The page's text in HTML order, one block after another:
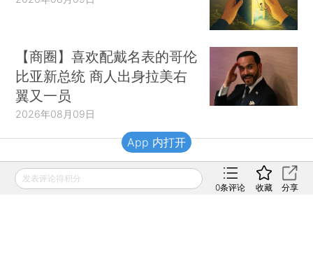
【商圈】喜欢配戴名表的哥伦
比亚新总统 商人出身拉美右
翼又一员
2026年08月09日
财新移动
发表评论得积分
0条评论 收藏 分享
App 内打开